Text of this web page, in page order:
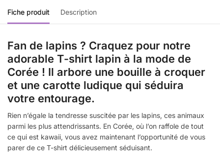
Fiche produit Description
Fan de lapins ? Craquez pour notre
adorable T-shirt lapin à la mode de
Corée ! Il arbore une bouille à croquer
et une carotte ludique qui séduira
votre entourage.
Rien n’égale la tendresse suscitée par les lapins, ces animaux
parmi les plus attendrissants. En Corée, où l’on raffole de tout
ce qui est kawaii, vous avez maintenant l’opportunité de vous
parer de ce T-shirt délicieusement séduisant.